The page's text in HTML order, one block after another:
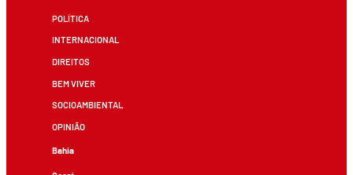
POLÍTICA
INTERNACIONAL
DIREITOS
BEM VIVER
SOCIOAMBIENTAL
OPINIÃO
Bahia